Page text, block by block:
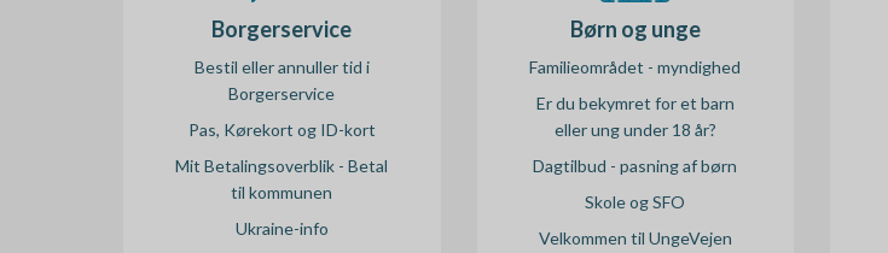
Borgerservice
Bestil eller annuller tid i
Borgerservice
Pas, Kørekort og ID-kort
Mit Betalingsoverblik - Betal
til kommunen
Ukraine-info
Børn og unge
Familieområdet - myndighed
Er du bekymret for et barn
eller ung under 18 år?
Dagtilbud - pasning af børn
Skole og SFO
Velkommen til UngeVejen